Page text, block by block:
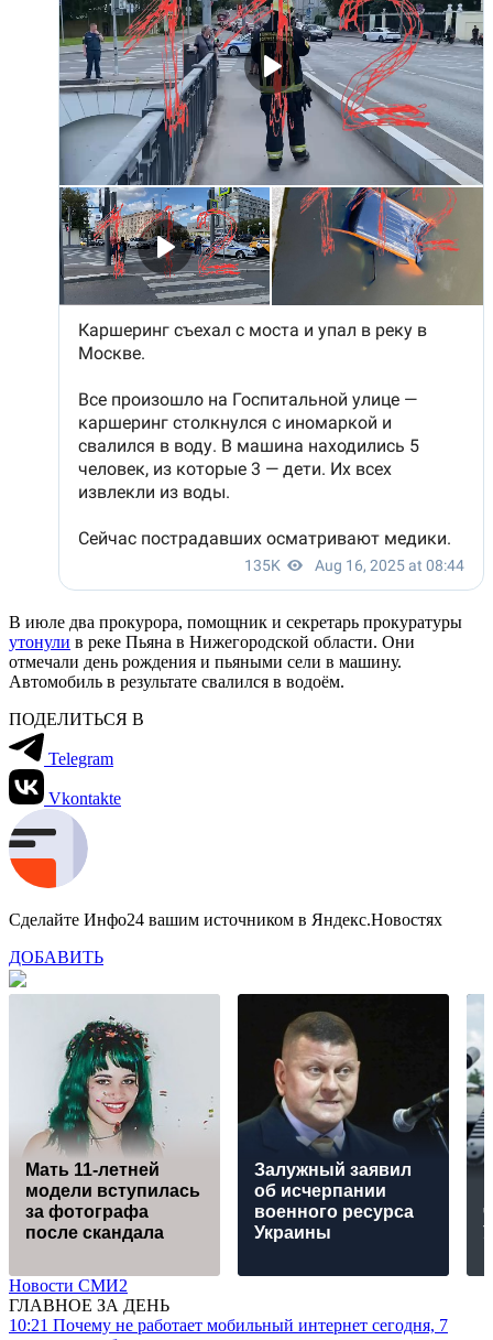
В июле два прокурора, помощник и секретарь прокуратуры
утонули в реке Пьяна в Нижегородской области. Они
отмечали день рождения и пьяными сели в машину.
Автомобиль в результате свалился в водоём.
ПОДЕЛИТЬСЯ В
Telegram
Vkontakte
Сделайте Инфо24 вашим источником в Яндекс.Новостях
ДОБАВИТЬ
Мать 11-летней
модели вступилась
за фотографа
после скандала
Залужный заявил
об исчерпании
военного ресурса
Украины
Новости СМИ2
ГЛАВНОЕ ЗА ДЕНЬ
10:21 Почему не работает мобильный интернет сегодня, 7